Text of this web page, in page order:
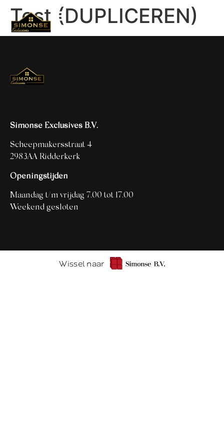
Test (DUPLICEREN)
Simonse Exclusives B.V.
Scheepmakersstraat 4
2983AA Ridderkerk
Openingstijden
Maandag t/m vrijdag 7.00 tot 17.00
Weekend gesloten
Wissel naar